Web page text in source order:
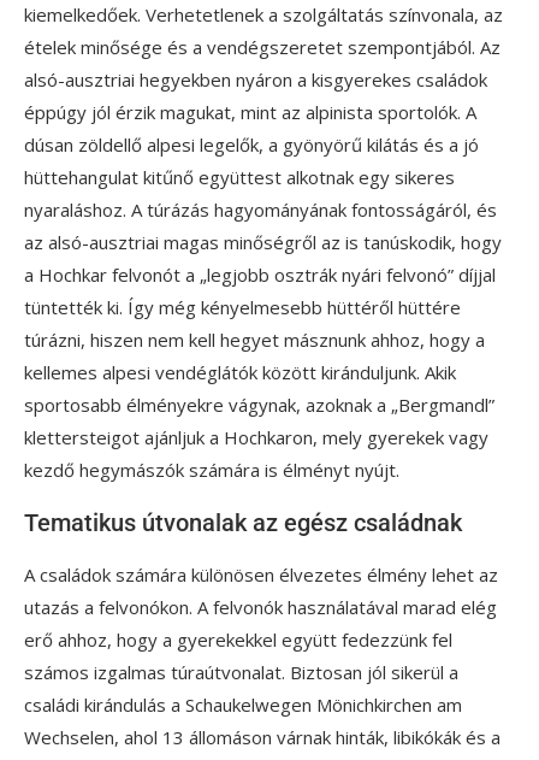
kiemelkedőek. Verhetetlenek a szolgáltatás színvonala, az
ételek minősége és a vendégszeretet szempontjából. Az
alsó-ausztriai hegyekben nyáron a kisgyerekes családok
éppúgy jól érzik magukat, mint az alpinista sportolók. A
dúsan zöldellő alpesi legelők, a gyönyörű kilátás és a jó
hüttehangulat kitűnő együttest alkotnak egy sikeres
nyaraláshoz. A túrázás hagyományának fontosságáról, és
az alsó-ausztriai magas minőségről az is tanúskodik, hogy
a Hochkar felvonót a „legjobb osztrák nyári felvonó” díjjal
tüntették ki. Így még kényelmesebb hüttéről hüttére
túrázni, hiszen nem kell hegyet másznunk ahhoz, hogy a
kellemes alpesi vendéglátók között kiránduljunk. Akik
sportosabb élményekre vágynak, azoknak a „Bergmandl”
klettersteigot ajánljuk a Hochkaron, mely gyerekek vagy
kezdő hegymászók számára is élményt nyújt.
Tematikus útvonalak az egész családnak
A családok számára különösen élvezetes élmény lehet az
utazás a felvonókon. A felvonók használatával marad elég
erő ahhoz, hogy a gyerekekkel együtt fedezzünk fel
számos izgalmas túraútvonalat. Biztosan jól sikerül a
családi kirándulás a Schaukelwegen Mönichkirchen am
Wechselen, ahol 13 állomáson várnak hinták, libikókák és a